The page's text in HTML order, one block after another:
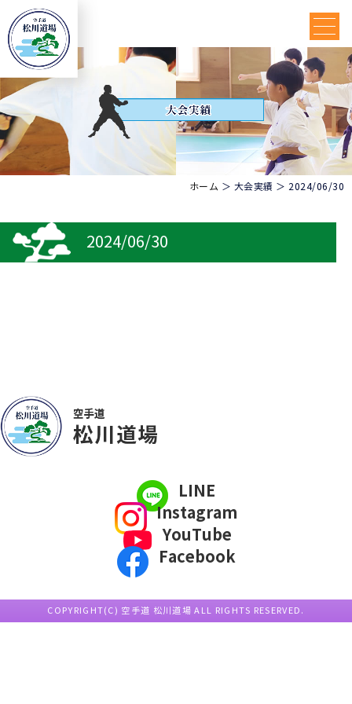
ホーム ＞ 大会実績 ＞ 2024/06/30
2024/06/30
LINE
Instagram
YouTube
Facebook
COPYRIGHT(C) 空手道 松川道場 ALL RIGHTS RESERVED.